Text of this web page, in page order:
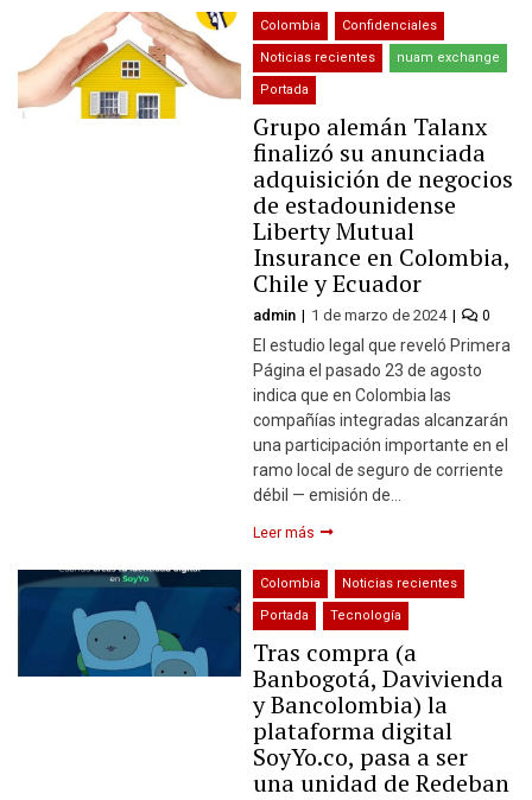
Colombia Confidenciales
Noticias recientes nuam exchange
Portada
Grupo alemán Talanx
finalizó su anunciada
adquisición de negocios
de estadounidense
Liberty Mutual
Insurance en Colombia,
Chile y Ecuador
admin 1 de marzo de 2024 0
El estudio legal que reveló Primera
Página el pasado 23 de agosto
indica que en Colombia las
compañías integradas alcanzarán
una participación importante en el
ramo local de seguro de corriente
débil — emisión de…
Leer más
Colombia Noticias recientes
Portada Tecnología
Tras compra (a
Banbogotá, Davivienda
y Bancolombia) la
plataforma digital
SoyYo.co, pasa a ser
una unidad de Redeban